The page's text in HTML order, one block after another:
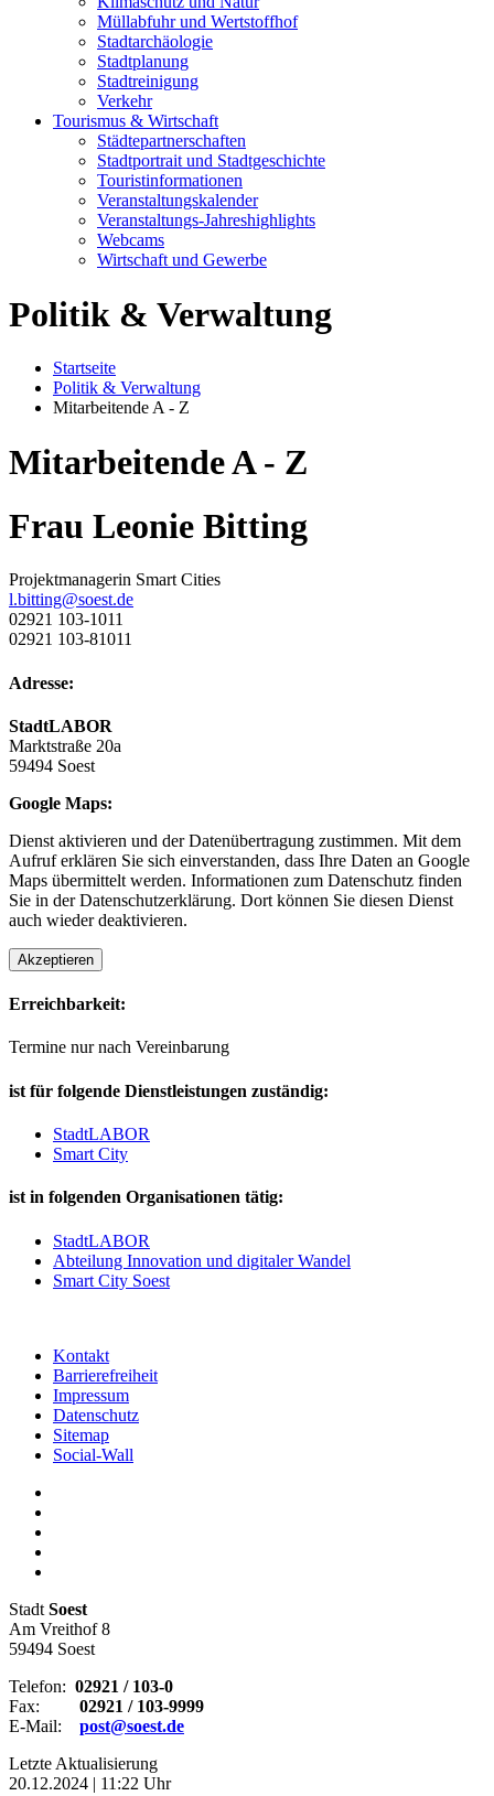
Müllabfuhr und Wertstoffhof
Stadtarchäologie
Stadtplanung
Stadtreinigung
Verkehr
Tourismus & Wirtschaft
Städtepartnerschaften
Stadtportrait und Stadtgeschichte
Touristinformationen
Veranstaltungskalender
Veranstaltungs-Jahreshighlights
Webcams
Wirtschaft und Gewerbe
Politik & Verwaltung
Startseite
Politik & Verwaltung
Mitarbeitende A - Z
Mitarbeitende A - Z
Frau Leonie Bitting
Projektmanagerin Smart Cities
l.bitting@soest.de
02921 103-1011
02921 103-81011
Adresse:
StadtLABOR
Marktstraße 20a
59494 Soest
Google Maps:
Dienst aktivieren und der Datenübertragung zustimmen. Mit dem
Aufruf erklären Sie sich einverstanden, dass Ihre Daten an Google
Maps übermittelt werden. Informationen zum Datenschutz finden
Sie in der Datenschutzerklärung. Dort können Sie diesen Dienst
auch wieder deaktivieren.
Akzeptieren
Erreichbarkeit:
Termine nur nach Vereinbarung
ist für folgende Dienstleistungen zuständig:
StadtLABOR
Smart City
ist in folgenden Organisationen tätig:
StadtLABOR
Abteilung Innovation und digitaler Wandel
Smart City Soest
Kontakt
Barrierefreiheit
Impressum
Datenschutz
Sitemap
Social-Wall
Stadt Soest
Am Vreithof 8
59494 Soest
Telefon: 02921 / 103-0
Fax: 02921 / 103-9999
E-Mail: post@soest.de
Letzte Aktualisierung
20.12.2024 | 11:22 Uhr